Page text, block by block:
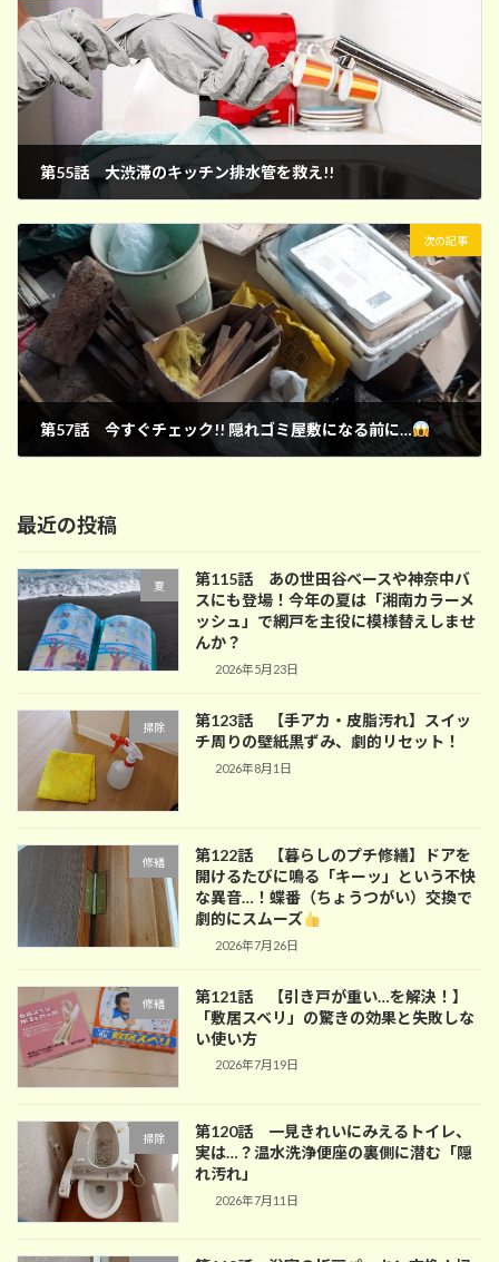
第55話 大渋滞のキッチン排水管を救え!!
次の記事
第57話 今すぐチェック!! 隠れゴミ屋敷になる前に…
最近の投稿
夏
第115話 あの世田谷ベースや神奈中バ
スにも登場！今年の夏は「湘南カラーメ
ッシュ」で網戸を主役に模様替えしませ
んか？
2026年5月23日
掃除
第123話 【手アカ・皮脂汚れ】スイッ
チ周りの壁紙黒ずみ、劇的リセット！
2026年8月1日
修繕
第122話 【暮らしのプチ修繕】ドアを
開けるたびに鳴る「キーッ」という不快
な異音…！蝶番（ちょうつがい）交換で
劇的にスムーズ
2026年7月26日
修繕
第121話 【引き戸が重い…を解決！】
「敷居スベリ」の驚きの効果と失敗しな
い使い方
2026年7月19日
掃除
第120話 一見きれいにみえるトイレ、
実は…？温水洗浄便座の裏側に潜む「隠
れ汚れ」
2026年7月11日